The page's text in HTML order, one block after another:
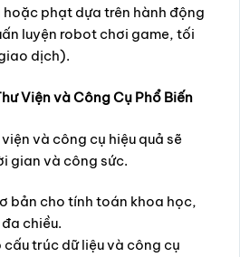
phạt dựa trên hành động
luyện robot chơi game, tối
dịch).
Viện và Công Cụ Phổ Biến
và công cụ hiệu quả sẽ
gian và công sức.
bản cho tính toán khoa học,
chiều.
cấu trúc dữ liệu và công cụ